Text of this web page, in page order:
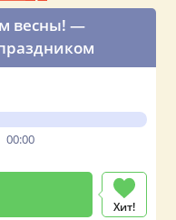
весны! —
00:00
Хит!